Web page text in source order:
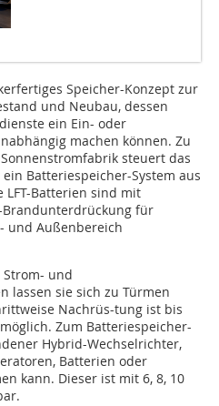
Speicher-Konzept zur
und Neubau, dessen
ein Ein- oder
machen können. Zu
steuert das
Batteriespeicher-System aus
Batterien sind mit
Brandunterdrückung für
und Außenbereich
und
lassen sie sich zu Türmen
Nachrüs-tung ist bis
Zum Batteriespeicher-
Hybrid-Wechselrichter,
Batterien oder
kann. Dieser ist mit 6, 8, 10